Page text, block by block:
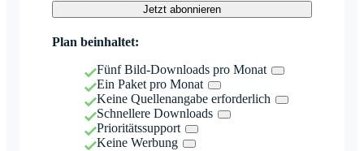
Jetzt abonnieren
Plan beinhaltet:
Fünf Bild-Downloads pro Monat
Ein Paket pro Monat
Keine Quellenangabe erforderlich
Schnellere Downloads
Prioritätssupport
Keine Werbung